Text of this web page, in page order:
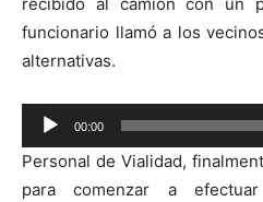
recibido al camión con un
funcionario llamó a los
alternativas.
Reproductor
de
audio
00:00
Personal de Vialidad,
para comenzar a